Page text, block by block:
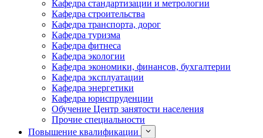
Кафедра стандартизации и метрологии
Кафедра строительства
Кафедра транспорта, дорог
Кафедра туризма
Кафедра фитнеса
Кафедра экологии
Кафедра экономики, финансов, бухгалтерии
Кафедра эксплуатации
Кафедра энергетики
Кафедра юриспруденции
Обучение Центр занятости населения
Прочие специальности
Повышение квалификации